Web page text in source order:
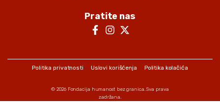
Pratite nas
Politika privatnosti Uslovi korišćenja Politika kolačića
© 2026 Fondacija humanost bez granica. Sva prava
zadržana.